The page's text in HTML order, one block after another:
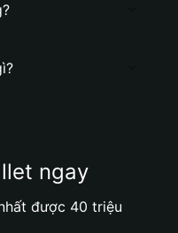
ngay
được 40 triệu